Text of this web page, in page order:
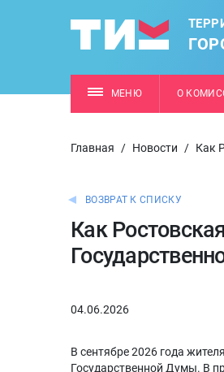
МЕНЮ О
Главная / Новости / Как
ВОЗВРАТ К СПИСКУ
Как
04.06.2026
В сентябре 2026 года
Государственной Думы. В